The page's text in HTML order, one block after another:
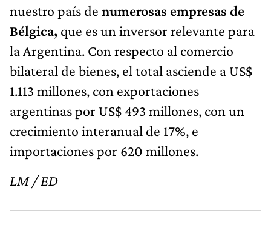
nuestro país de numerosas empresas de
Bélgica, que es un inversor relevante para
la Argentina. Con respecto al comercio
bilateral de bienes, el total asciende a US$
1.113 millones, con exportaciones
argentinas por US$ 493 millones, con un
crecimiento interanual de 17%, e
importaciones por 620 millones.
LM / ED